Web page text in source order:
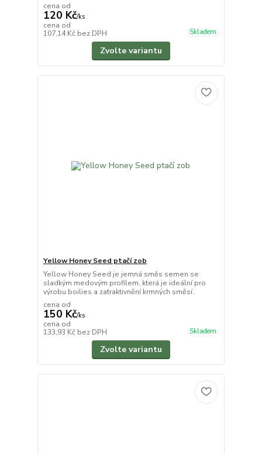
cena od
120 Kč/ks
cena od
107,14 Kč bez DPH Skladem
Zvolte variantu
Yellow Honey Seed ptačí zob
Yellow Honey Seed je jemná směs semen se
sladkým medovým profilem, která je ideální pro
výrobu boilies a zatraktivnění krmných směsí.
cena od
150 Kč/ks
cena od
133,93 Kč bez DPH Skladem
Zvolte variantu